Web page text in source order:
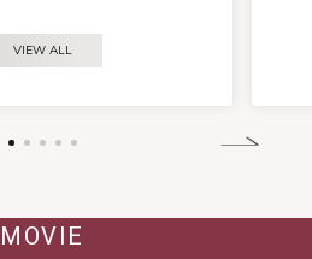
VIEW ALL
MOVIE